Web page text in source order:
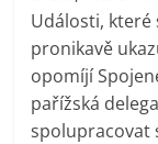
Události, které
pronikavě
opomíjí
pařížská
spolupracovat